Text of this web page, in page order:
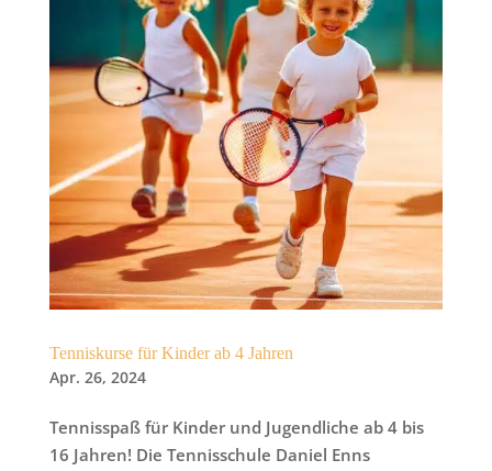
Tenniskurse für Kinder ab 4 Jahren
Apr. 26, 2024
Tennisspaß für Kinder und Jugendliche ab 4 bis
16 Jahren! Die Tennisschule Daniel Enns